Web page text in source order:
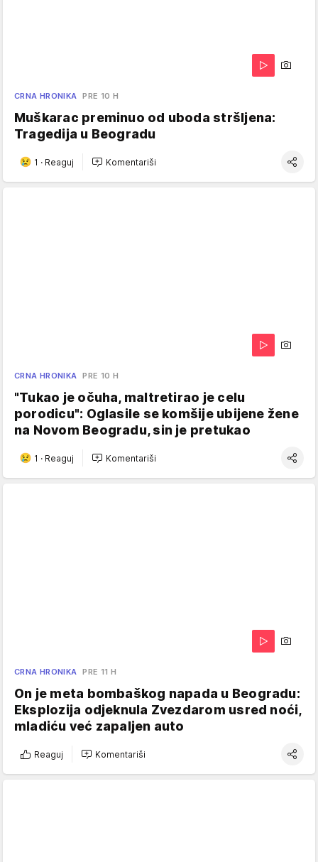
CRNA HRONIKA PRE 10 H
Muškarac preminuo od uboda stršljena:
Tragedija u Beogradu
1 · Reaguj Komentariši
CRNA HRONIKA PRE 10 H
"Tukao je očuha, maltretirao je celu
porodicu": Oglasile se komšije ubijene žene
na Novom Beogradu, sin je pretukao
1 · Reaguj Komentariši
CRNA HRONIKA PRE 11 H
On je meta bombaškog napada u Beogradu:
Eksplozija odjeknula Zvezdarom usred noći,
mladiću već zapaljen auto
Reaguj Komentariši